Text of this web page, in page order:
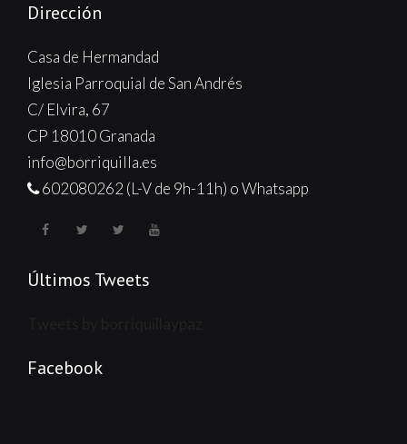
Dirección
Casa de Hermandad
Iglesia Parroquial de San Andrés
C/ Elvira, 67
CP 18010 Granada
info@borriquilla.es
602080262 (L-V de 9h-11h) o Whatsapp
Últimos Tweets
Facebook